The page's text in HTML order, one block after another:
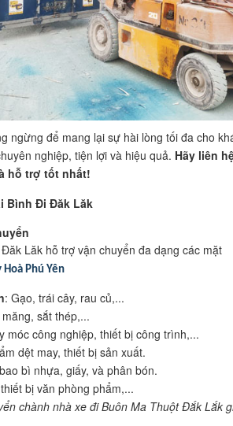
ngừng để mang lại sự hài lòng tối đa cho
nghiệp, tiện lợi và hiệu quả. Hãy liên
hỗ trợ tốt nhất!
Bình Đi Đăk Lăk
Lăk hỗ trợ vận chuyển đa dạng các mặt
Phú Yên
: Gạo, trái cây, rau củ,...
sắt thép,...
móc công nghiệp, thiết bị công trình,...
dệt may, thiết bị sản xuất.
bì nhựa, giấy, và phân bón.
bị văn phòng phẩm,...
chành nhà xe đi Buôn Ma Thuột Đắk Lắk